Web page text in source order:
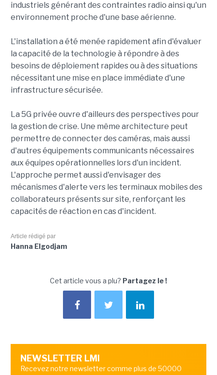
industriels générant des contraintes radio ainsi qu'un
environnement proche d'une base aérienne.
L'installation a été menée rapidement afin d'évaluer
la capacité de la technologie à répondre à des
besoins de déploiement rapides ou à des situations
nécessitant une mise en place immédiate d'une
infrastructure sécurisée.
La 5G privée ouvre d'ailleurs des perspectives pour
la gestion de crise. Une même architecture peut
permettre de connecter des caméras, mais aussi
d'autres équipements communicants nécessaires
aux équipes opérationnelles lors d'un incident.
L'approche permet aussi d'envisager des
mécanismes d'alerte vers les terminaux mobiles des
collaborateurs présents sur site, renforçant les
capacités de réaction en cas d'incident.
Article rédigé par
Hanna Elgodjam
Cet article vous a plu? Partagez le !
NEWSLETTER LMI
Recevez notre newsletter comme plus de 50000